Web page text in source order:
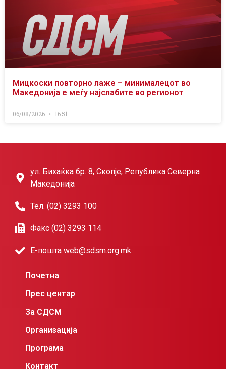
Мицкоски повторно лаже – минималецот во
Македонија е меѓу најслабите во регионот
06/08/2026 16:51
ул. Бихаќка бр. 8, Скопје, Република Северна
Македонија
Тел. (02) 3293 100
Факс (02) 3293 114
Е-пошта web@sdsm.org.mk
Почетна
Прес центар
За СДСМ
Организација
Програма
Контакт